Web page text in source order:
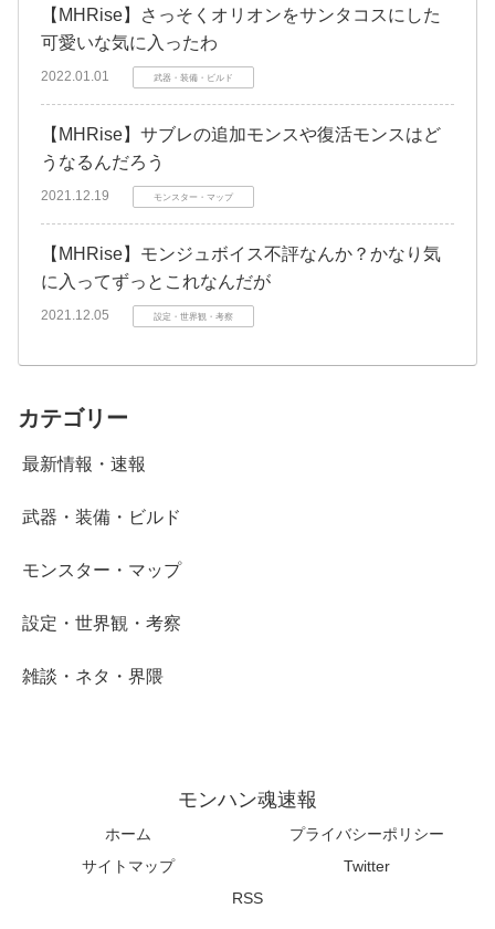
【MHRise】さっそくオリオンをサンタコスにした
可愛いな気に入ったわ
2022.01.01 武器・装備・ビルド
【MHRise】サブレの追加モンスや復活モンスはど
うなるんだろう
2021.12.19 モンスター・マップ
【MHRise】モンジュボイス不評なんか？かなり気
に入ってずっとこれなんだが
2021.12.05 設定・世界観・考察
カテゴリー
最新情報・速報
武器・装備・ビルド
モンスター・マップ
設定・世界観・考察
雑談・ネタ・界隈
モンハン魂速報
ホーム
プライバシーポリシー
サイトマップ
Twitter
RSS